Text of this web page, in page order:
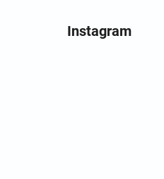
Instagram